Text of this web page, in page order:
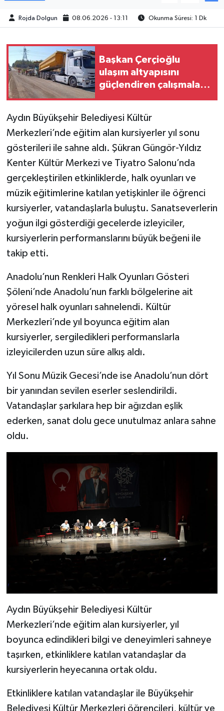
Rojda Dolgun 08.06.2026 - 13:11 Okunma Süresi: 1 Dk
Başkan Çerçioğlu
ulaşım altyapısını
güçlendiren çalışmaları
Aydın Büyükşehir Belediyesi Kültür
Merkezleri’nde eğitim alan kursiyerler yıl sonu
gösterileri ile sahne aldı. Şükran Güngör-Yıldız
Kenter Kültür Merkezi ve Tiyatro Salonu’nda
gerçekleştirilen etkinliklerde, halk oyunları ve
müzik eğitimlerine katılan yetişkinler ile öğrenci
kursiyerler, vatandaşlarla buluştu. Sanatseverlerin
yoğun ilgi gösterdiği gecelerde izleyiciler,
kursiyerlerin performanslarını büyük beğeni ile
takip etti.
Anadolu’nun Renkleri Halk Oyunları Gösteri
Şöleni’nde Anadolu’nun farklı bölgelerine ait
yöresel halk oyunları sahnelendi. Kültür
Merkezleri’nde yıl boyunca eğitim alan
kursiyerler, sergiledikleri performanslarla
izleyicilerden uzun süre alkış aldı.
Yıl Sonu Müzik Gecesi’nde ise Anadolu’nun dört
bir yanından sevilen eserler seslendirildi.
Vatandaşlar şarkılara hep bir ağızdan eşlik
ederken, sanat dolu gece unutulmaz anlara sahne
oldu.
Aydın Büyükşehir Belediyesi Kültür
Merkezleri’nde eğitim alan kursiyerler, yıl
boyunca edindikleri bilgi ve deneyimleri sahneye
taşırken, etkinliklere katılan vatandaşlar da
kursiyerlerin heyecanına ortak oldu.
Etkinliklere katılan vatandaşlar ile Büyükşehir
Belediyesi Kültür Merkezleri öğrencileri, kültür ve
MAGAZİN
ÖZEL HABER
ŞİRKET HABERLERİ
SİYASET
SPOR
TEKNOLOJİ
YAŞAM
AFYON
AYDIN
İZMİR
KÜTAHYA
MUĞLA